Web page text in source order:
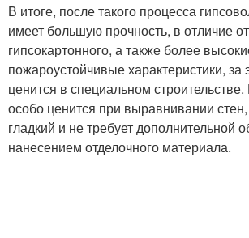
В итоге, после такого процесса
имеет большую прочность, в отличие от
гипсокартонного, а также более
пожароустойчивые характеристики, за
ценится в специальном
особо ценится при выравнивании стен,
гладкий и не требует дополнительной
нанесением отделочного материала.